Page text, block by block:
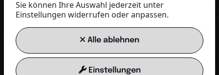
KONTAKT SPEICHERN
Sie können Ihre Auswahl jederzeit unter
Einstellungen widerrufen oder anpassen.
Alle ablehnen
Einstellungen